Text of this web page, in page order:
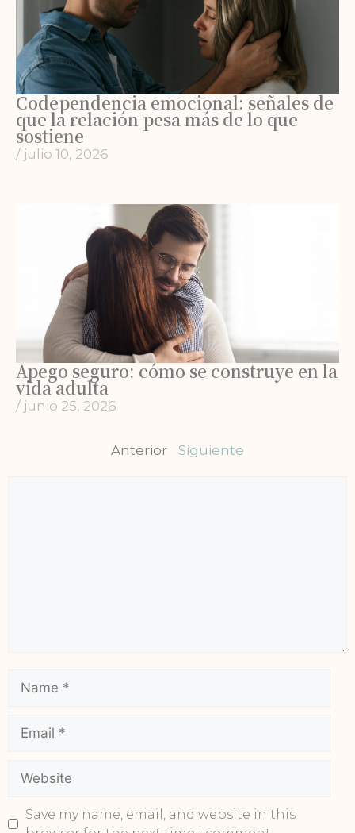
Codependencia emocional: señales de
que la relación pesa más de lo que
sostiene
/ julio 10, 2026
Apego seguro: cómo se construye en la
vida adulta
/ junio 25, 2026
Anterior Siguiente
Save my name, email, and website in this